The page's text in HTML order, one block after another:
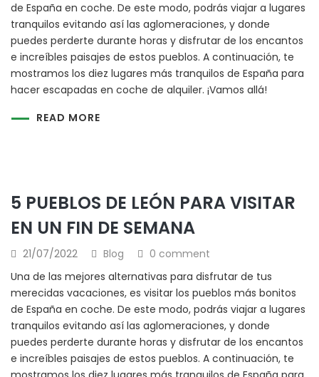
de España en coche. De este modo, podrás viajar a lugares
tranquilos evitando así las aglomeraciones, y donde
puedes perderte durante horas y disfrutar de los encantos
e increíbles paisajes de estos pueblos. A continuación, te
mostramos los diez lugares más tranquilos de España para
hacer escapadas en coche de alquiler. ¡Vamos allá!
READ MORE
5 PUEBLOS DE LEÓN PARA VISITAR
EN UN FIN DE SEMANA
21/07/2022 Blog
0 comment
Una de las mejores alternativas para disfrutar de tus
merecidas vacaciones, es visitar los pueblos más bonitos
de España en coche. De este modo, podrás viajar a lugares
tranquilos evitando así las aglomeraciones, y donde
puedes perderte durante horas y disfrutar de los encantos
e increíbles paisajes de estos pueblos. A continuación, te